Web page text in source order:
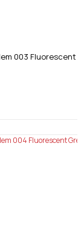
003 Fluorescent